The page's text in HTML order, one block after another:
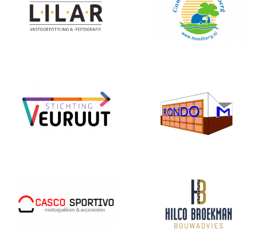
Augustijn
Hilco Broekman
Bouwadvies
LILAR Moesberg
rondo
veuruut